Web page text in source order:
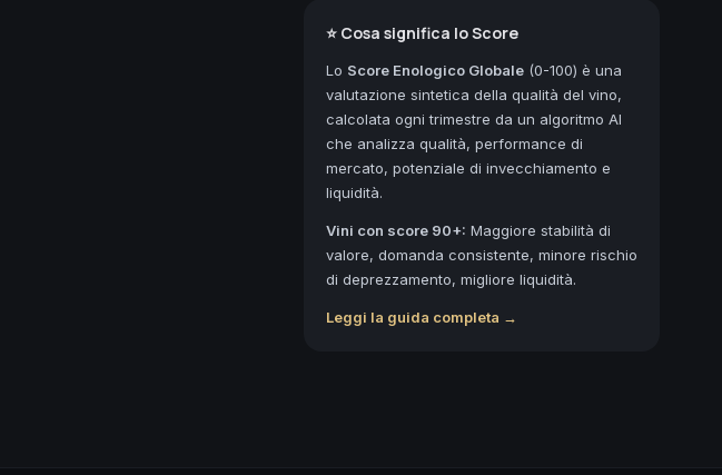
⭐ Cosa significa lo Score
Lo Score Enologico Globale (0-100) è una
valutazione sintetica della qualità del vino,
calcolata ogni trimestre da un algoritmo AI
che analizza qualità, performance di
mercato, potenziale di invecchiamento e
liquidità.
Vini con score 90+: Maggiore stabilità di
valore, domanda consistente, minore rischio
di deprezzamento, migliore liquidità.
Leggi la guida completa →